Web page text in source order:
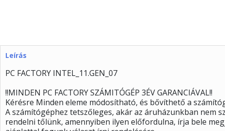
Leírás
PC FACTORY INTEL_11.GEN_07
!!MINDEN PC FACTORY SZÁMITÓGÉP 3ÉV GARANCIÁVAL!!
Kérésre Minden eleme módosítható, és bővíthető a
A számítógéphez tetszőleges, akár az áruházunkban nem
rendelni tőlünk, amennyiben ilyen előfordulna, írja bele